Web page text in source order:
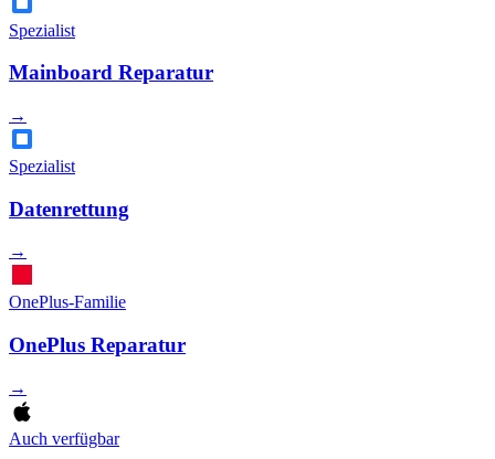
Spezialist
Mainboard Reparatur
→
Spezialist
Datenrettung
→
OnePlus-Familie
OnePlus Reparatur
→
Auch verfügbar